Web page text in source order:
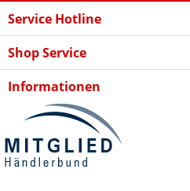
Service Hotline
Shop Service
Informationen